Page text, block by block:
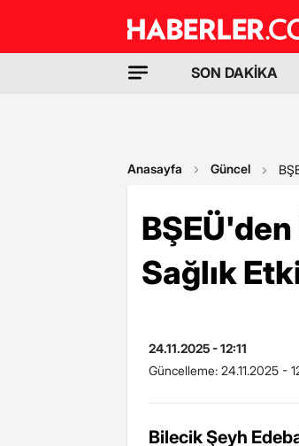
SON DAKİKA
Anasayfa Güncel
Sağlık
24.11.2025 - 12:11
Güncelleme: 24.11.2025 -
Bilecik Şeyh